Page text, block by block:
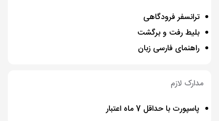
ترانسفر فرودگاهی
بلیط رفت و برگشت
راهنمای فارسی زبان
مدارک لازم
پاسپورت با حداقل 7 ماه اعتبار